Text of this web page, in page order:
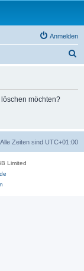
Anmelden
möchten?
Alle Zeiten sind UTC+01:00
Limited